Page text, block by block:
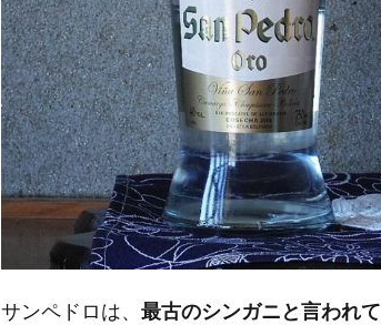
サンペドロは、 最古のシンガニと言われ